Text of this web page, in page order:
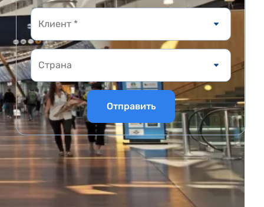
Клиент *
Отправить